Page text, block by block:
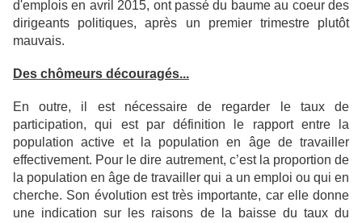
d'emplois en avril 2015, ont passé du baume au coeur des
dirigeants politiques, après un premier trimestre plutôt
mauvais.
Des chômeurs découragés...
En outre, il est nécessaire de regarder le taux de
participation, qui est par définition le rapport entre la
population active et la population en âge de travailler
effectivement. Pour le dire autrement, c’est la proportion de
la population en âge de travailler qui a un emploi ou qui en
cherche. Son évolution est très importante, car elle donne
une indication sur les raisons de la baisse du taux du